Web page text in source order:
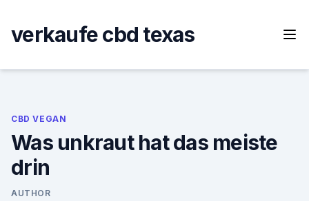
content
verkaufe cbd texas
CBD VEGAN
Was unkraut hat das meiste
drin
AUTHOR